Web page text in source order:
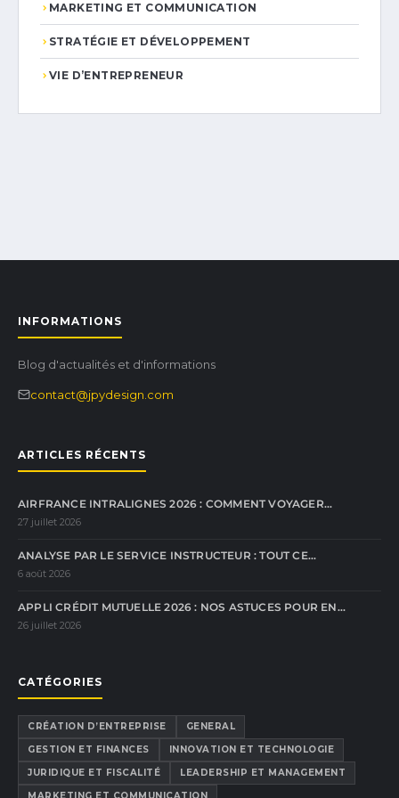
MARKETING ET COMMUNICATION
STRATÉGIE ET DÉVELOPPEMENT
VIE D’ENTREPRENEUR
INFORMATIONS
Blog d'actualités et d'informations
contact@jpydesign.com
ARTICLES RÉCENTS
AIRFRANCE INTRALIGNES 2026 : COMMENT VOYAGER…
27 juillet 2026
ANALYSE PAR LE SERVICE INSTRUCTEUR : TOUT CE…
6 août 2026
APPLI CRÉDIT MUTUELLE 2026 : NOS ASTUCES POUR EN…
26 juillet 2026
CATÉGORIES
CRÉATION D’ENTREPRISE
GENERAL
GESTION ET FINANCES
INNOVATION ET TECHNOLOGIE
JURIDIQUE ET FISCALITÉ
LEADERSHIP ET MANAGEMENT